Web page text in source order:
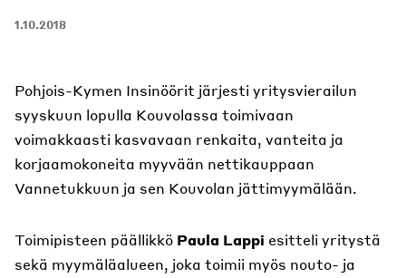
1.10.2018
Pohjois-Kymen Insinöörit järjesti yritysvierailun
syyskuun lopulla Kouvolassa toimivaan
voimakkaasti kasvavaan renkaita, vanteita ja
korjaamokoneita myyvään nettikauppaan
Vannetukkuun ja sen Kouvolan jättimyymälään.
Toimipisteen päällikkö Paula Lappi esitteli yritystä
sekä myymäläalueen, joka toimii myös nouto- ja